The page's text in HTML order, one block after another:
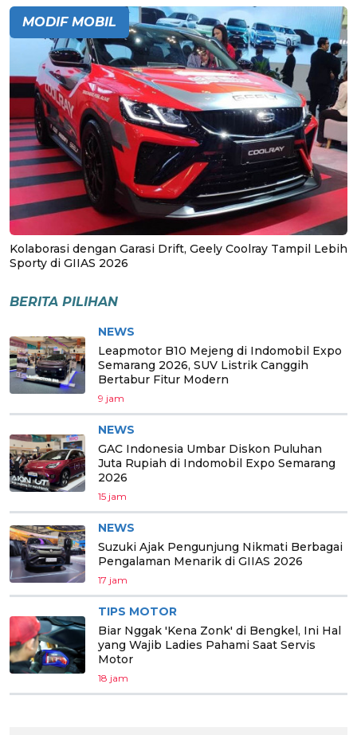
MODIF MOBIL
Kolaborasi dengan Garasi Drift, Geely Coolray Tampil Lebih
Sporty di GIIAS 2026
BERITA PILIHAN
NEWS
Leapmotor B10 Mejeng di Indomobil Expo
Semarang 2026, SUV Listrik Canggih
Bertabur Fitur Modern
9 jam
NEWS
GAC Indonesia Umbar Diskon Puluhan
Juta Rupiah di Indomobil Expo Semarang
2026
15 jam
NEWS
Suzuki Ajak Pengunjung Nikmati Berbagai
Pengalaman Menarik di GIIAS 2026
17 jam
TIPS MOTOR
Biar Nggak 'Kena Zonk' di Bengkel, Ini Hal
yang Wajib Ladies Pahami Saat Servis
Motor
18 jam